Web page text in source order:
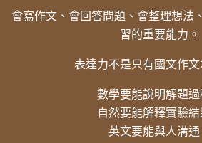
會寫作文、會回答問題、會整理想法
習的重要能力。
表達力不是只有國文作文
數學要能說明解題過
自然要能解釋實驗結
英文要能與人溝通